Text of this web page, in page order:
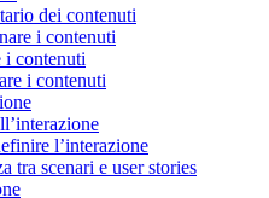
dei contenuti
i contenuti
i contenuti
i contenuti
l’interazione
tra scenari e user stories